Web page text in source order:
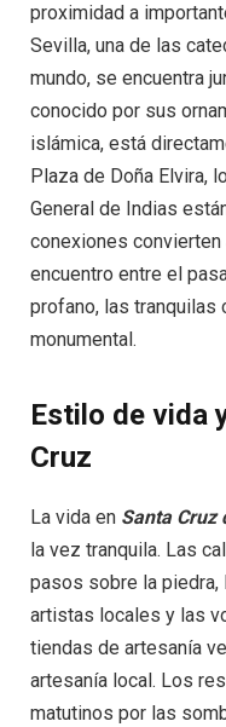
proximidad a
Sevilla, una de las
mundo, se encuentra
conocido por sus
islámica, está
Plaza de Doña Elvira,
General de Indias
conexiones convierten
encuentro entre el
profano, las tranquilas
monumental.
Estilo de vida
Cruz
La vida en Santa Cruz
la vez tranquila. Las
pasos sobre la piedra,
artistas locales y las
tiendas de artesanía
artesanía local. Los
matutinos por las